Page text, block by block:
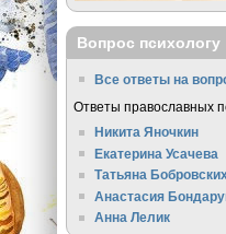
Вопрос психологу
Все ответы на
Ответы православных
Никита Яночкин
Екатерина Усачева
Татьяна
Анастасия
Анна Лелик